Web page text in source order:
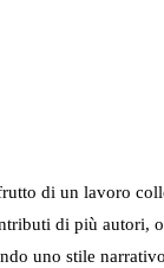
di un lavoro
di più autori,
uno stile